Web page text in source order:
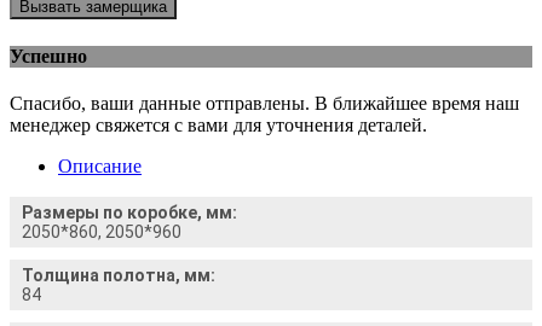
Вызвать замерщика
Успешно
Спасибо, ваши данные отправлены. В ближайшее время наш
менеджер свяжется с вами для уточнения деталей.
Описание
Размеры по коробке, мм:
2050*860, 2050*960
Толщина полотна, мм:
84